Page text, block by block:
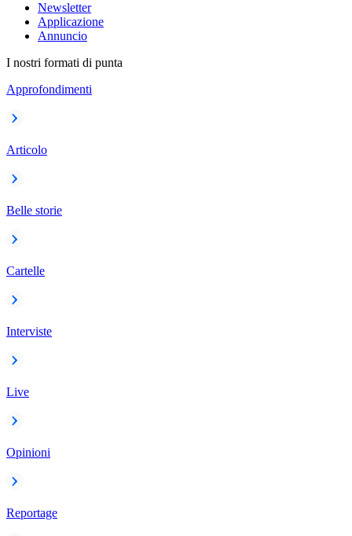
Newsletter
Applicazione
Annuncio
I nostri formati di punta
Approfondimenti
Articolo
Belle storie
Cartelle
Interviste
Live
Opinioni
Reportage